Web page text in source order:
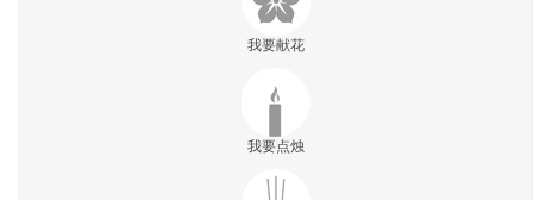
我要献花
我要点烛